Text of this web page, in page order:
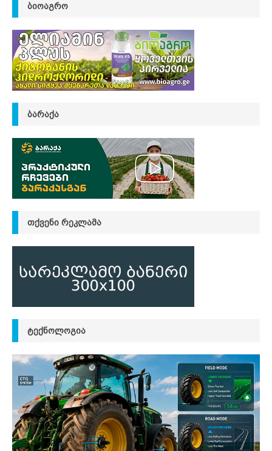
ᲑᲘᲝᲐᲒᲠᲝ
ᲑᲐᲠᲐᲥᲐ
ᲗᲥᲕᲔᲜᲘ ᲠᲔᲙᲚᲐᲛᲐ
ᲢᲔᲥᲜᲝᲚᲝᲒᲘᲐ